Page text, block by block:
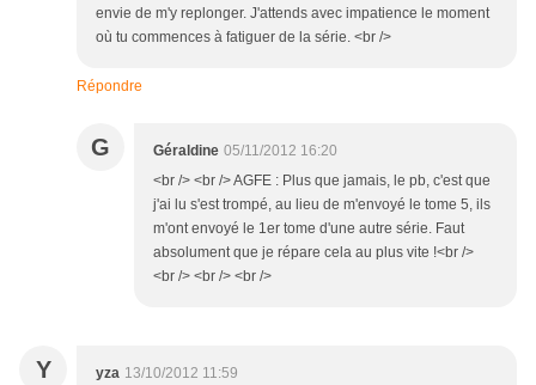
envie de m'y replonger. J'attends avec impatience le moment
où tu commences à fatiguer de la série. <br />
Répondre
G Géraldine 05/11/2012 16:20
<br /> <br /> AGFE : Plus que jamais, le pb, c'est que
j'ai lu s'est trompé, au lieu de m'envoyé le tome 5, ils
m'ont envoyé le 1er tome d'une autre série. Faut
absolument que je répare cela au plus vite !<br />
<br /> <br /> <br />
Y yza 13/10/2012 11:59